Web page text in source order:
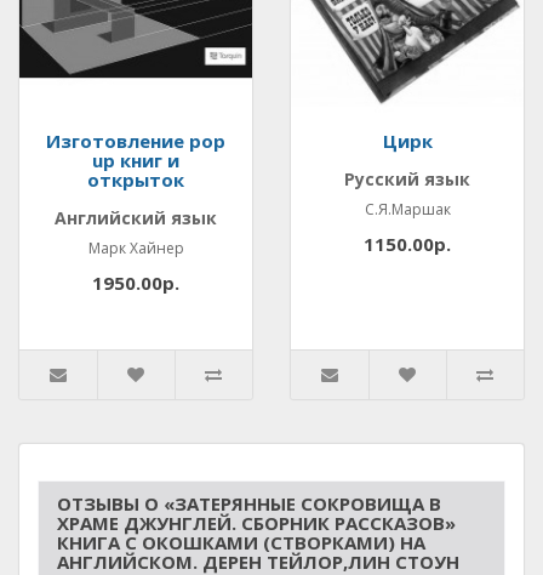
Изготовление pop
up книг и
открыток
Английский язык
Марк Хайнер
1950.00р.
Цирк
Русский язык
С.Я.Маршак
1150.00р.
ОТЗЫВЫ О «ЗАТЕРЯННЫЕ СОКРОВИЩА В
ХРАМЕ ДЖУНГЛЕЙ. СБОРНИК РАССКАЗОВ»
КНИГА С ОКОШКАМИ (СТВОРКАМИ) НА
АНГЛИЙСКОМ. ДЕРЕН ТЕЙЛОР,ЛИН СТОУН